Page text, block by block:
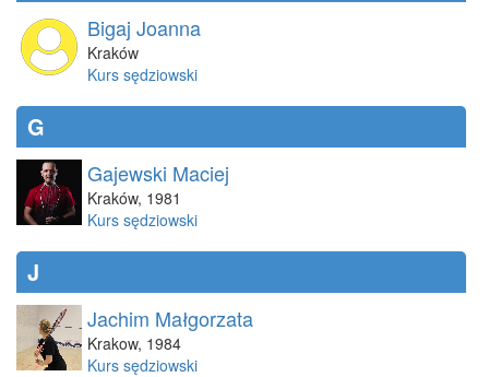
Bigaj Joanna
Kraków
Kurs sędziowski
G
Gajewski Maciej
Kraków, 1981
Kurs sędziowski
J
Jachim Małgorzata
Krakow, 1984
Kurs sędziowski